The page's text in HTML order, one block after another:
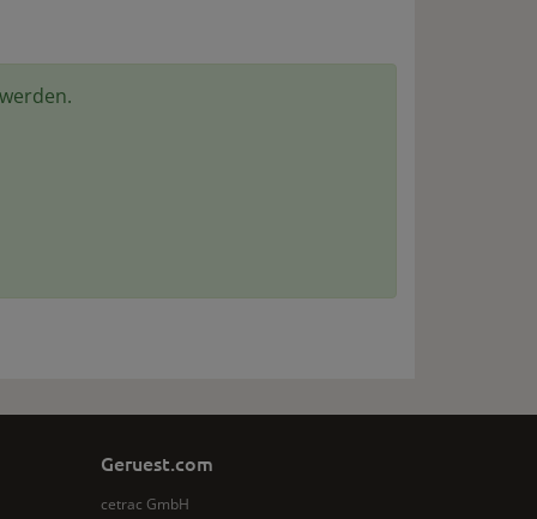
Geruest.com
cetrac GmbH